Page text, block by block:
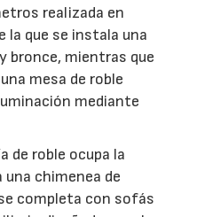
realizada en
la que se instala una
bronce, mientras que
mesa de roble
mediante
de roble ocupa la
chimenea de
completa con sofás